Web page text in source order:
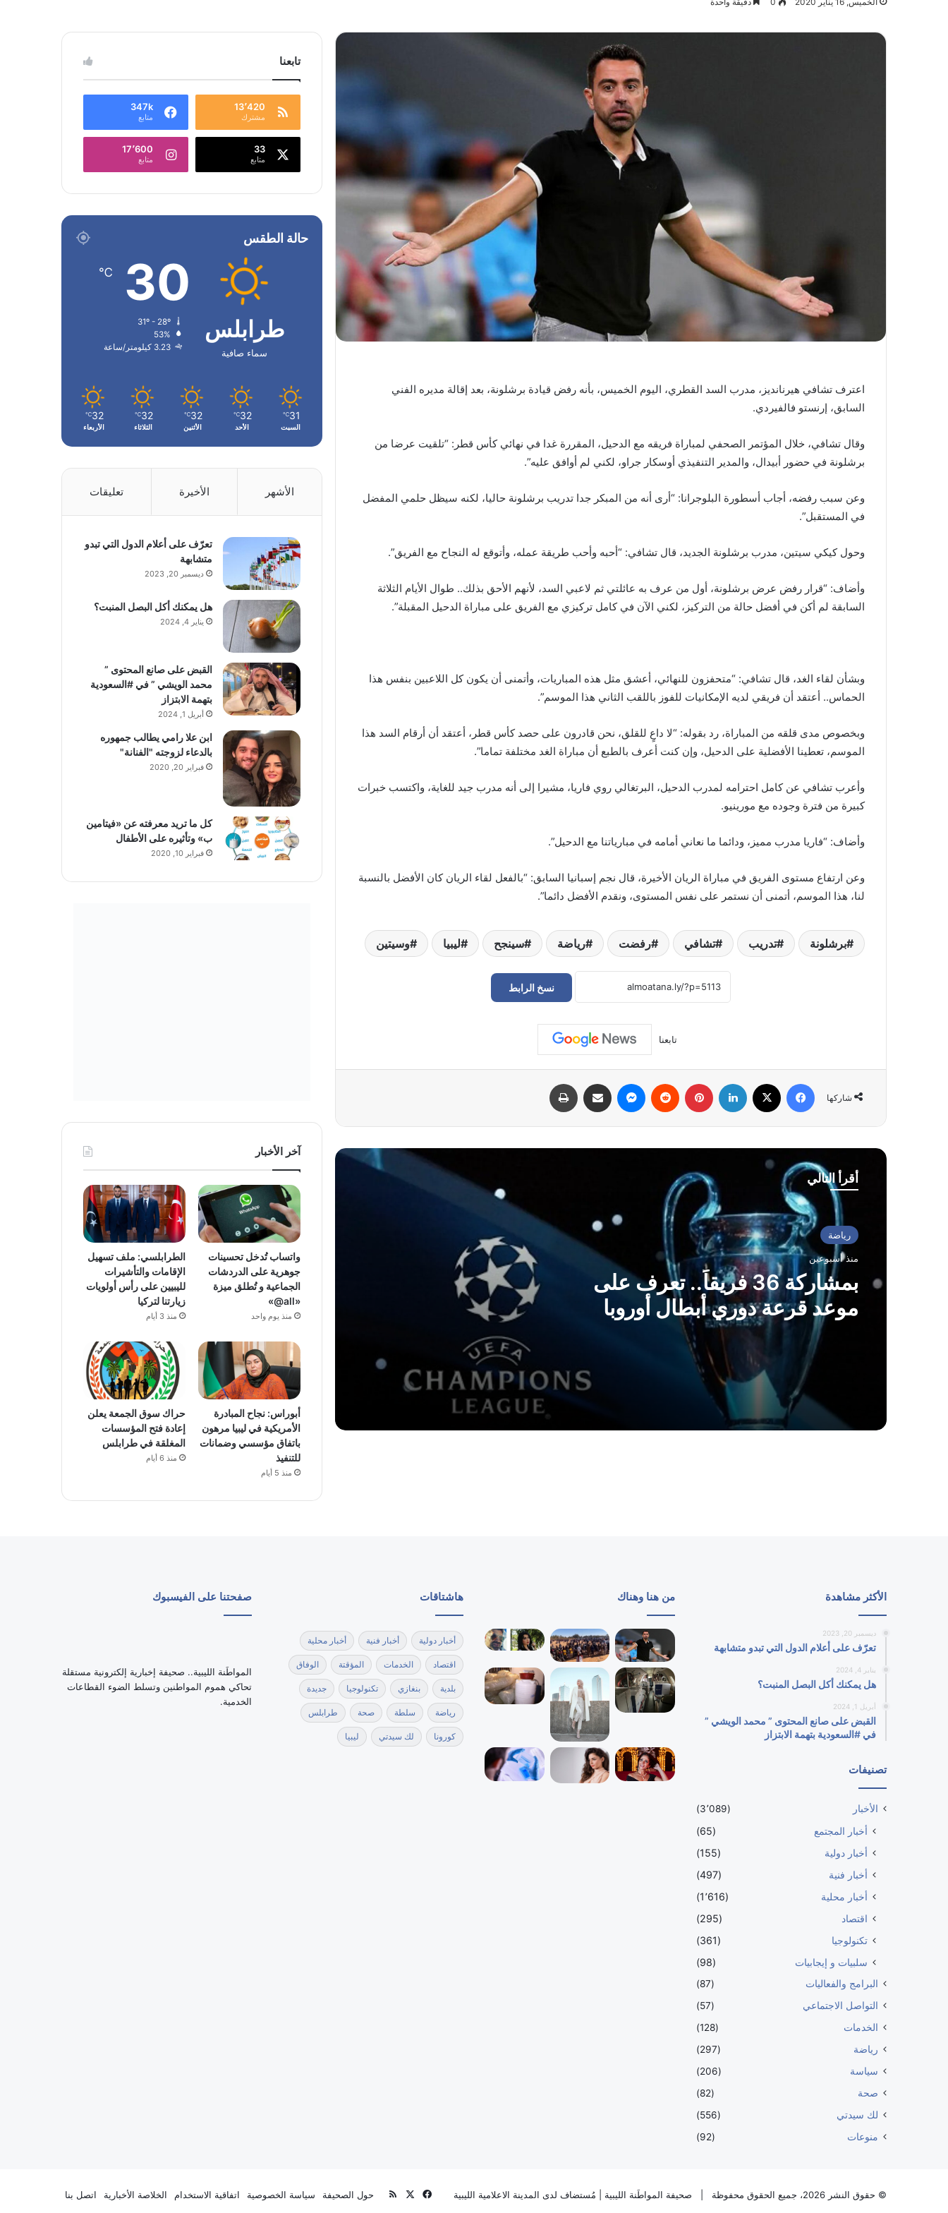
اعترف تشافي هيرنانديز، مدرب السد القطري، اليوم الخميس، بأنه رفض قيادة برشلونة، بعد إقالة مديره الفني
السابق، إرنستو فالفيردي.
وقال تشافي، خلال المؤتمر الصحفي لمباراة فريقه مع الدحيل، المقررة غدا في نهائي كأس قطر: “تلقيت عرضا من
برشلونة في حضور أبيدال، والمدير التنفيذي أوسكار جراو، لكني لم أوافق عليه”.
وعن سبب رفضه، أجاب أسطورة البلوجرانا: “أرى أنه من المبكر جدا تدريب برشلونة حاليا، لكنه سيظل حلمي المفضل
في المستقبل”.
وحول كيكي سيتين، مدرب برشلونة الجديد، قال تشافي: “أحبه وأحب طريقة عمله، وأتوقع له النجاح مع الفريق”.
وأضاف: “قرار رفض عرض برشلونة، أول من عرف به عائلتي ثم لاعبي السد، لأنهم الأحق بذلك.. طوال الأيام الثلاثة
السابقة لم أكن في أفضل حالة من التركيز، لكني الآن في كامل تركيزي مع الفريق على مباراة الدحيل المقبلة”.
وبشأن لقاء الغد، قال تشافي: “متحفزون للنهائي، أعشق مثل هذه المباريات، وأتمنى أن يكون كل اللاعبين بنفس هذا
الحماس.. أعتقد أن فريقي لديه الإمكانيات للفوز باللقب الثاني هذا الموسم”.
وبخصوص مدى قلقه من المباراة، رد بقوله: “لا داعٍ للقلق، نحن قادرون على حصد كأس قطر، أعتقد أن أرقام السد هذا
الموسم، تعطينا الأفضلية على الدحيل، وإن كنت أعرف بالطبع أن مباراة الغد مختلفة تماما”.
وأعرب تشافي عن كامل احترامه لمدرب الدحيل، البرتغالي روي فاريا، مشيرا إلى أنه مدرب جيد للغاية، واكتسب خبرات
كبيرة من فترة وجوده مع مورينيو.
وأضاف: “فاريا مدرب مميز، ودائما ما نعاني أمامه في مبارياتنا مع الدحيل”.
وعن ارتفاع مستوى الفريق في مباراة الريان الأخيرة، قال نجم إسبانيا السابق: “بالفعل لقاء الريان كان الأفضل بالنسبة
لنا، هذا الموسم، أتمنى أن نستمر على نفس المستوى، ونقدم الأفضل دائما”.
برشلونة تدريب تشافي رفضت رياضة سينجح ليبيا وسيتين
نسخ الرابط
تابعنا
شاركها
فيسبوك لينكدإن بينتيريست ماسنجر مشاركة عبر البريد
أقرأ التالي
رياضة
منذ أسبوعين
بمشاركة 36 فريقاً.. تعرف على
موعد قرعة دوري أبطال أوروبا
2026-2027
كأس العالم لكرة القدم: لحظات لا تُنسى
في إنجاز تاريخي غير مسبوق منتخب ليبيا
يتوج بلقب مونديال كرة القدم الموحدة في
باريس
محمد صلاح يغادر ليفربول برقم قياسي
ودموع تاريخية
في أول مشاركة تاريخية.. ليبيا تحصد الذهب
والفضة والبرونز في بطولة أفريقيا للتزلج
الأهلي بنغازي يكتسح جوهانسبورغ ويحجز
مقعده في نهائيات BAL 2026 للمرة الثانية
تابعنا
13٬420
مشترك
347k
متابع
33
متابع
17٬600
متابع
حالة الطقس
طرابلس
سماء صافية
30
℃
53%
3.23 كيلومتر/ساعة
31
℃
السبت
32
℃
الأحد
32
℃
الأثنين
32
℃
الثلاثاء
32
℃
الأربعاء
الأشهر الأخيرة تعليقات
تعرّف على أعلام الدول التي تبدو
متشابهة
ديسمبر 20, 2023
هل يمكنك أكل البصل المنبت؟
يناير 4, 2024
القبض على صانع المحتوى ”
محمد الويشي ” في #السعودية
بتهمة الابتزاز
أبريل 1, 2024
ابن علا رامي يطالب جمهوره
بالدعاء لزوجته "الفنانة"
فبراير 20, 2020
كل ما تريد معرفته عن «فيتامين
ب» وتأثيره على الأطفال
فبراير 10, 2020
آخر الأخبار
واتساب تُدخل تحسينات
جوهرية على الدردشات
الجماعية و تُطلق ميزة
«all@»
منذ يوم واحد
الطرابلسي: ملف تسهيل
الإقامات والتأشيرات
لليبيين على رأس أولويات
زيارتنا لتركيا
منذ 3 أيام
أبوراس: نجاح المبادرة
الأمريكية في ليبيا مرهون
باتفاق مؤسسي وضمانات
للتنفيذ
منذ 5 أيام
حراك سوق الجمعة يعلن
إعادة فتح المؤسسات
المغلقة في طرابلس
منذ 6 أيام
الأكثر مشاهدة
ديسمبر 20, 2023
تعرّف على أعلام الدول التي تبدو متشابهة
يناير 4, 2024
هل يمكنك أكل البصل المنبت؟
أبريل 1, 2024
القبض على صانع المحتوى ” محمد الويشي ”
في #السعودية بتهمة الابتزاز
تصنيفات
الأخبار (3٬089)
أخبار المجتمع
(65)
أخبار دولية
(155)
أخبار فنية
(497)
أخبار محلية
(1٬616)
اقتصاد
(295)
تكنولوجيا
(361)
سلبيات و إيجابيات
(98)
البرامج والفعاليات
(87)
التواصل الاجتماعي
(57)
الخدمات
(128)
رياضة
(297)
سياسة
(206)
صحة
(82)
لك سيدتي
(556)
منوعات
(92)
من هنا وهناك هاشتاقات
أخبار دولية أخبار فنية أخبار محلية
اقتصاد الخدمات المؤقتة الوفاق
بلدية بنغازي تكنولوجيا جديدة
رياضة سلطة صحة طرابلس
كورونا لك سيدتي ليبيا
صفحتنا على الفيسبوك
‏المواطَنة الليبية.. صحيفة إخبارية إلكترونية مستقلة
تحاكي هموم المواطنين وتسلط الضوء القطاعات
الخدمية.
© حقوق النشر 2026، جميع الحقوق محفوظة | صحيفة المواطَنة الليبية | مُستضاف لدى المدينة الاعلامية الليبية حول الصحيفة سياسة الخصوصية اتفاقية الاستخدام الخلاصة الأخبارية اتصل بنا فيسبوكملخص